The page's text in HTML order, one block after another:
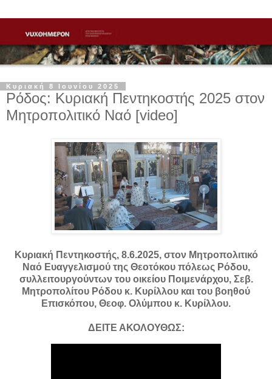
Κυριακή 8 Ιουνίου 2025
Ρόδος: Κυριακή Πεντηκοστής 2025 στον
Μητροπολιτικό Ναό [video]
Κυριακή Πεντηκοστής, 8.6.2025, στον Μητροπολιτικό
Ναό Ευαγγελισμού της Θεοτόκου πόλεως Ρόδου,
συλλειτουργούντων του οικείου Ποιμενάρχου, Σεβ.
Μητροπολίτου Ρόδου κ. Κυρίλλου και του βοηθού
Επισκόπου, Θεοφ. Ολύμπου κ. Κυρίλλου.
ΔΕΙΤΕ ΑΚΟΛΟΥΘΩΣ: